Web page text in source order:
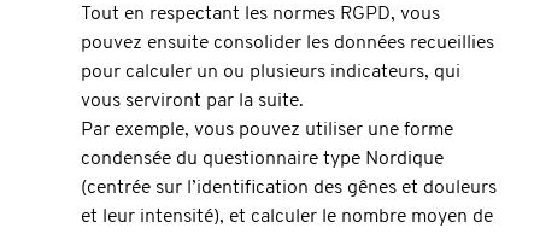
Tout en respectant les normes RGPD, vous
pouvez ensuite consolider les données recueillies
pour calculer un ou plusieurs indicateurs, qui
vous serviront par la suite.
Par exemple, vous pouvez utiliser une forme
condensée du questionnaire type Nordique
(centrée sur l’identification des gênes et douleurs
et leur intensité), et calculer le nombre moyen de